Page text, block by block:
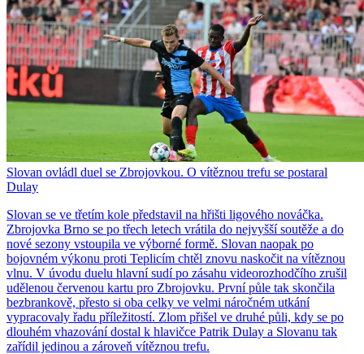
Slovan ovládl duel se Zbrojovkou. O vítěznou trefu se postaral
Dulay
Slovan se ve třetím kole představil na hřišti ligového nováčka.
Zbrojovka Brno se po třech letech vrátila do nejvyšší soutěže a do
nové sezony vstoupila ve výborné formě. Slovan naopak po
bojovném výkonu proti Teplicím chtěl znovu naskočit na vítěznou
vlnu. V úvodu duelu hlavní sudí po zásahu videorozhodčího zrušil
udělenou červenou kartu pro Zbrojovku. První půle tak skončila
bezbrankově, přesto si oba celky ve velmi náročném utkání
vypracovaly řadu příležitostí. Zlom přišel ve druhé půli, kdy se po
dlouhém vhazování dostal k hlavičce Patrik Dulay a Slovanu tak
zařídil jedinou a zároveň vítěznou trefu.